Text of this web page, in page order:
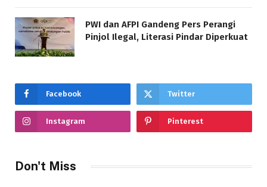
PWI dan AFPI Gandeng Pers Perangi
Pinjol Ilegal, Literasi Pindar Diperkuat
Facebook Twitter
Instagram Pinterest
Don't Miss